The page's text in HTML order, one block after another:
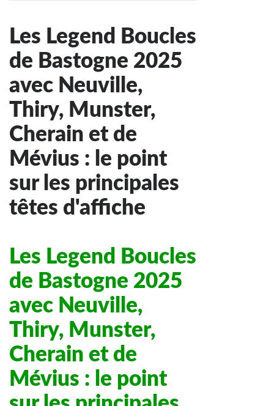
Les Legend Boucles
de Bastogne 2025
avec Neuville,
Thiry, Munster,
Cherain et de
Mévius : le point
sur les principales
têtes d'affiche
Les Legend Boucles
de Bastogne 2025
avec Neuville,
Thiry, Munster,
Cherain et de
Mévius : le point